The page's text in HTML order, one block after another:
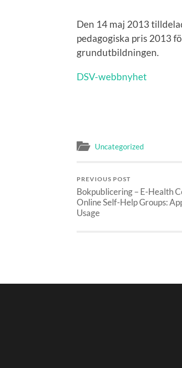
Den 14 maj 2013
pedagogiska pris 2013
grundutbildningen.
DSV-webbnyhet
Uncategorized
PREVIOUS POST
Bokpublicering – E-Health
Online Self-Help Groups:
Usage